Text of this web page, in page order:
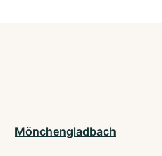
Mönchengladbach